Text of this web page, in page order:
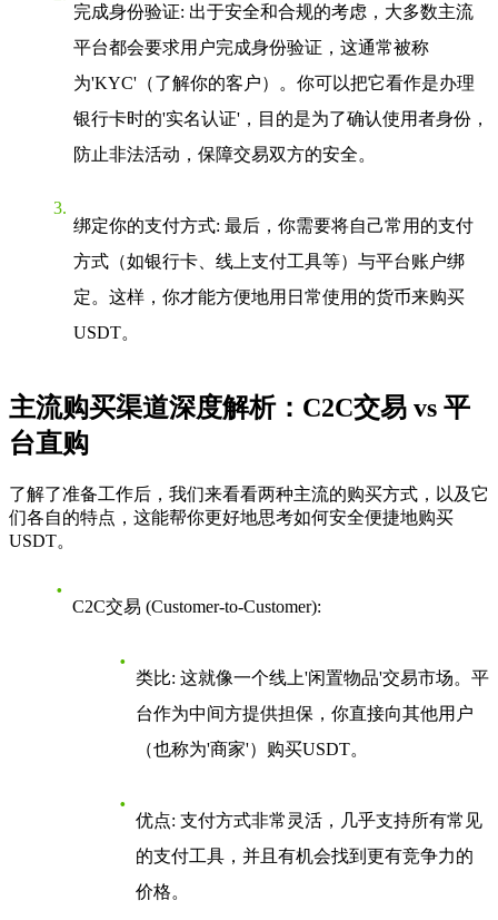
完成身份验证: 出于安全和合规的考虑，大多数主流
平台都会要求用户完成身份验证，这通常被称
为'KYC'（了解你的客户）。你可以把它看作是办理
银行卡时的'实名认证'，目的是为了确认使用者身份，
防止非法活动，保障交易双方的安全。
绑定你的支付方式: 最后，你需要将自己常用的支付
方式（如银行卡、线上支付工具等）与平台账户绑
定。这样，你才能方便地用日常使用的货币来购买
USDT。
主流购买渠道深度解析：C2C交易 vs 平
台直购
了解了准备工作后，我们来看看两种主流的购买方式，以及它
们各自的特点，这能帮你更好地思考如何安全便捷地购买
USDT。
C2C交易 (Customer-to-Customer):
类比: 这就像一个线上'闲置物品'交易市场。平
台作为中间方提供担保，你直接向其他用户
（也称为'商家'）购买USDT。
优点: 支付方式非常灵活，几乎支持所有常见
的支付工具，并且有机会找到更有竞争力的
价格。